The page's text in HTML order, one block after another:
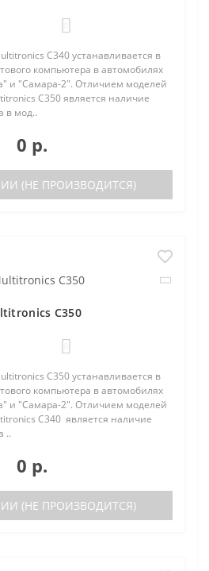
C340 устанавливается в
компьютера в автомобилях
и "Самара-2". Отличием моделей
C350 является наличие
в мод..
0 р.
(НЕ ПРОИЗВОДИТСЯ)
C350
C350 устанавливается в
компьютера в автомобилях
и "Самара-2". Отличием моделей
C340 является наличие
..
0 р.
(НЕ ПРОИЗВОДИТСЯ)